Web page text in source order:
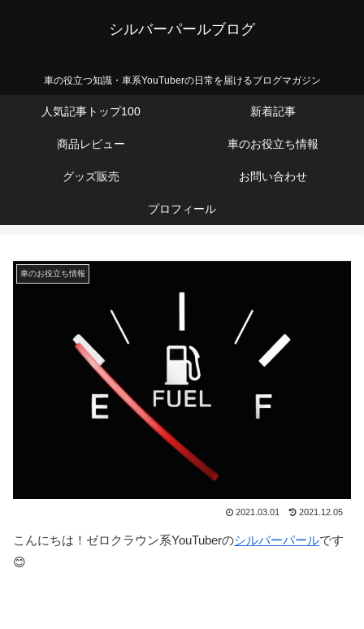
シルバーパールブログ
車の役立つ知識・車系YouTuberの日常を届けるブログマガジン
人気記事トップ100 新着記事
商品レビュー 車のお役立ち情報
グッズ販売 お問い合わせ
プロフィール
車のお役立ち情報
2021.03.01 2021.12.05
こんにちは！ゼロクラウン系YouTuberのシルバーパールです
😊